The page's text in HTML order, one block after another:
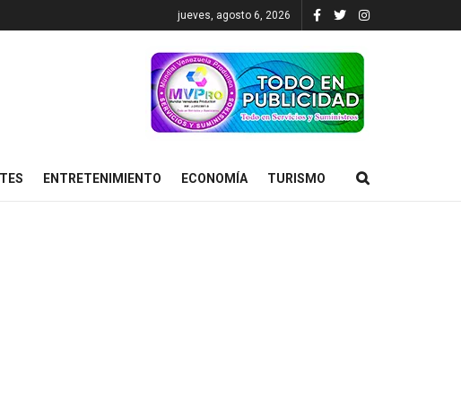
jueves, agosto 6, 2026
ENTRETENIMIENTO ECONOMÍA TURISMO